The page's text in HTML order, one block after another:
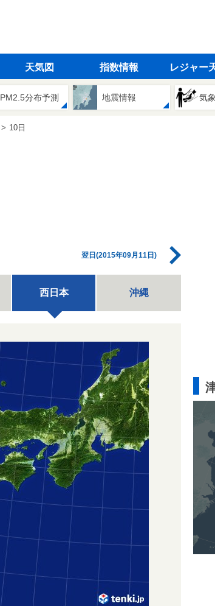
天気図 指数情報 レジャー
PM2.5分布予測 地震情報 気
10日
翌日(2015年09月11日)
西日本 沖縄